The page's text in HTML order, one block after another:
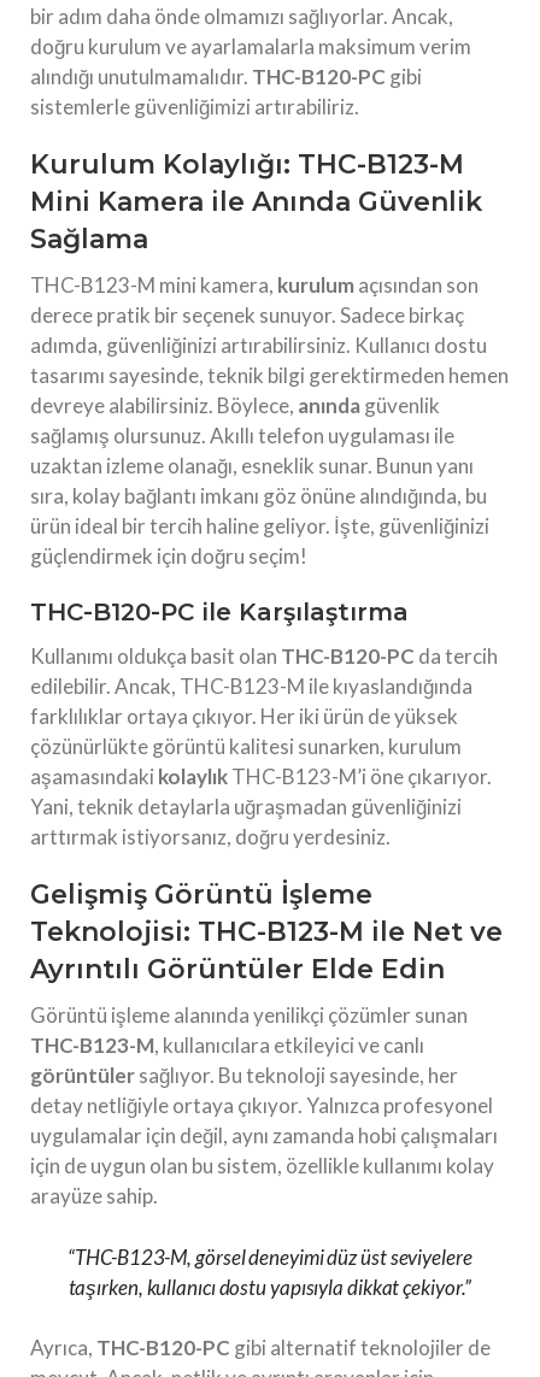
bir adım daha önde olmamızı sağlıyorlar. Ancak,
doğru kurulum ve ayarlamalarla maksimum verim
alındığı unutulmamalıdır. THC-B120-PC gibi
sistemlerle güvenliğimizi artırabiliriz.
Kurulum Kolaylığı: THC-B123-M
Mini Kamera ile Anında Güvenlik
Sağlama
THC-B123-M mini kamera, kurulumaçısından son
derece pratik bir seçenek sunuyor. Sadece birkaç
adımda, güvenliğinizi artırabilirsiniz. Kullanıcı dostu
tasarımı sayesinde, teknik bilgi gerektirmeden hemen
devreye alabilirsiniz. Böylece, anındagüvenlik
sağlamış olursunuz. Akıllı telefon uygulaması ile
uzaktan izleme olanağı, esneklik sunar. Bunun yanı
sıra, kolay bağlantı imkanı göz önüne alındığında, bu
ürün ideal bir tercih haline geliyor. İşte, güvenliğinizi
güçlendirmek için doğru seçim!
THC-B120-PC ile Karşılaştırma
Kullanımı oldukça basit olan THC-B120-PC da tercih
edilebilir. Ancak, THC-B123-M ile kıyaslandığında
farklılıklar ortaya çıkıyor. Her iki ürün de yüksek
çözünürlükte görüntü kalitesi sunarken, kurulum
aşamasındaki kolaylıkTHC-B123-M’i öne çıkarıyor.
Yani, teknik detaylarla uğraşmadan güvenliğinizi
arttırmak istiyorsanız, doğru yerdesiniz.
Gelişmiş Görüntü İşleme
Teknolojisi: THC-B123-M ile Net ve
Ayrıntılı Görüntüler Elde Edin
Görüntü işleme alanında yenilikçi çözümler sunan
THC-B123-M, kullanıcılara etkileyici ve canlı
görüntülersağlıyor. Bu teknoloji sayesinde, her
detay netliğiyle ortaya çıkıyor. Yalnızca profesyonel
uygulamalar için değil, aynı zamanda hobi çalışmaları
için de uygun olan bu sistem, özellikle kullanımı kolay
arayüze sahip.
“THC-B123-M, görsel deneyimi düz üst seviyelere
taşırken, kullanıcı dostu yapısıyla dikkat çekiyor.”
Ayrıca, THC-B120-PC gibi alternatif teknolojiler de